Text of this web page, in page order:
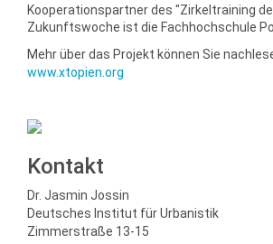
Kooperationspartner des "Zirkeltraining
Zukunftswoche ist die Fachhochschule
Mehr über das Projekt können Sie
www.xtopien.org
Kontakt
Dr. Jasmin Jossin
Deutsches Institut für Urbanistik
Zimmerstraße 13-15